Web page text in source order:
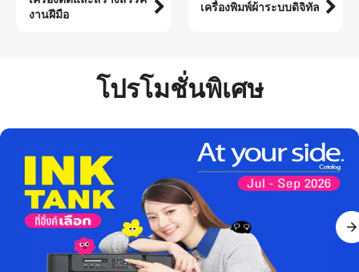
งานฝีมือ
เครื่องพิมพ์ผ้าระบบดิจิทัล
โปรโมชั่นพิเศษ